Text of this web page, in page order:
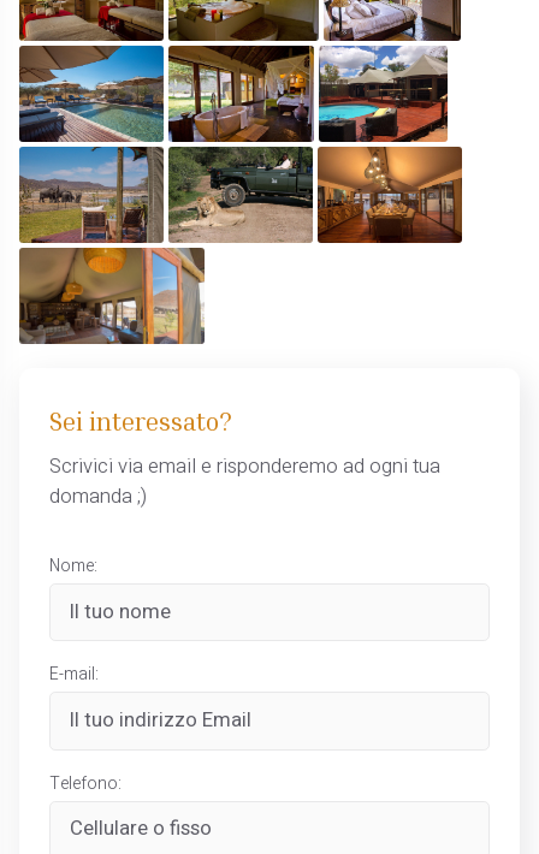
Sei interessato?
Scrivici via email e risponderemo ad ogni tua
domanda ;)
Nome:
E-mail:
Telefono: